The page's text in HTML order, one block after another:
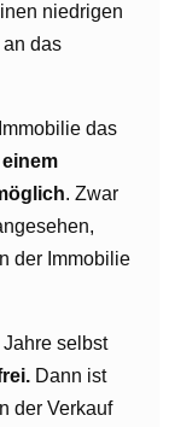
niedrigen
das
das
. Zwar
der Immobilie
selbst
Dann ist
der Verkauf